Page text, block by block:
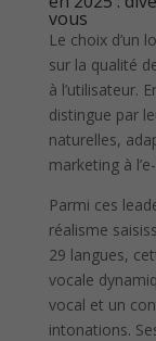
vous
Le choix d’un
sur la qualité
à l’utilisateur.
distingue par
naturelles,
marketing à
Parmi ces
réalisme
29 langues,
vocale
vocal et un
intonations.